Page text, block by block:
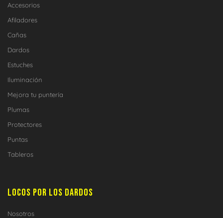
Accesorios
Afiladores
Cañas
Dardos
Estuches
Iluminación
Mejora tu puntería
Plumas
Protectores
Puntas
Tableros
LOCOS POR LOS DARDOS
Nosotros